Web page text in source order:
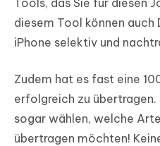
diesem Tool können
iPhone selektiv und
Zudem hat es fast eine
erfolgreich zu übertragen.
sogar wählen, welche
übertragen möchten!